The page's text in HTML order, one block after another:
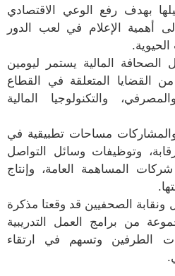
بهدف رفع الوعي الاقتصادي
أهمية الإعلام في لعب الدور
المالية يستمر ليومين
القضايا المتعلقة في القطاع
والتكنولوجيا المالية
والمشاركات مساحات تطبيقية في
وتوظيفات وسائل التواصل
شركات المساهمة العامة، وإنتاج
الصحفيين قد وقعتا مذكرة
من برامج العمل التدريبية
الطرفين وتسهم في ارتقاء